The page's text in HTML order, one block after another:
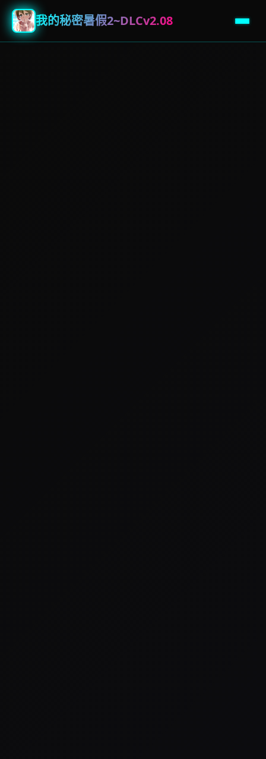
我的秘密暑假2~DLCv2.08